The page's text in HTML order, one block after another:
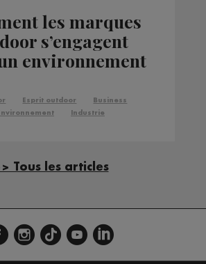
les marques
s’engagent
environnement
Esprit outdoor
Business
Industrie
Tous les articles